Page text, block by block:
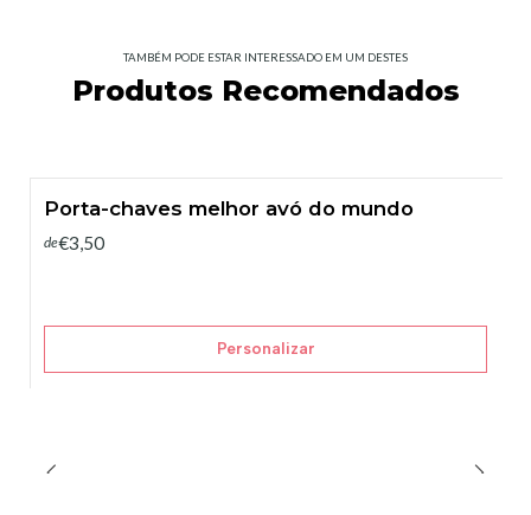
TAMBÉM PODE ESTAR INTERESSADO EM UM DESTES
Produtos Recomendados
Porta-chaves melhor avó do mundo
de€3,50
Personalizar